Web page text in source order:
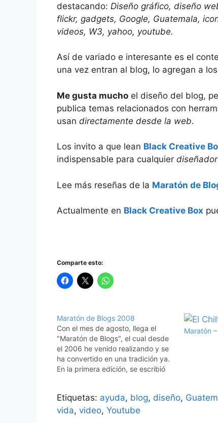
destacando: Diseño gráfico, diseño
flickr, gadgets, Google, Guatemala,
videos, W3, yahoo, youtube.
Así de variado e interesante es el
una vez entran al blog, lo agregan a
Me gusta mucho el diseño del blog,
publica temas relacionados con
usan directamente desde la web.
Los invito a que lean Black Creative
indispensable para cualquier
Lee más reseñas de la Maratón de
Actualmente en Black Creative Box
Comparte esto:
Maratón de Blogs 2008
Con el mes de agosto, llega el
"Maratón de Blogs", el cual desde
el 2006 he venido realizando y se
ha convertido en una tradición ya.
En la primera edición, se escribió
dar a conocer nuevos blogs,
coincidiendo…
Maratón
Etiquetas: ayuda, blog, diseño,
vida, video, Youtube